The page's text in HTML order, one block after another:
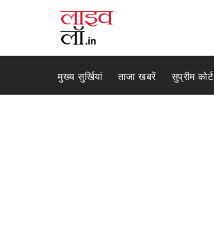
मुख्य सुर्खियां ताजा खबरें सुप्रीम कोर्ट